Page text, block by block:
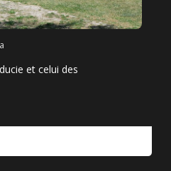
et celui des